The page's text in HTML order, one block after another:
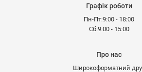
Графік роботи
Пн-Пт:9:00 - 18:00
Сб:9:00 - 15:00
Про нас
Широкоформатний